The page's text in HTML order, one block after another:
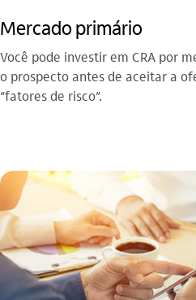
Mercado primário
Você pode investir em CRA por
o prospecto antes de aceitar a
“fatores de risco”.